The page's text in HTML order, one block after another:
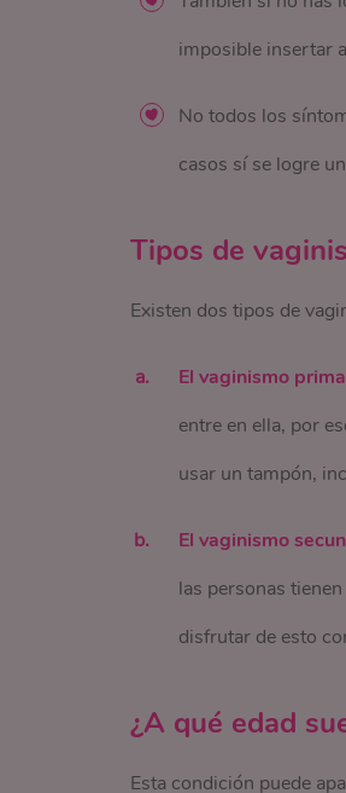
imposible insertar
No todos los
casos sí se logre
Tipos de
Existen dos tipos de
El vaginismo
entre en ella, por
usar un tampón,
El vaginismo
las personas
disfrutar de esto
¿A qué edad
Esta condición puede